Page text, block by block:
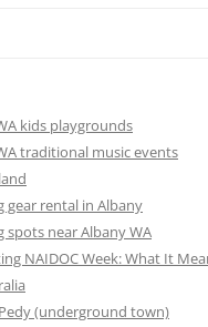
kids playgrounds
traditional music events
gear rental in Albany
spots near Albany WA
NAIDOC Week: What It
(underground town)